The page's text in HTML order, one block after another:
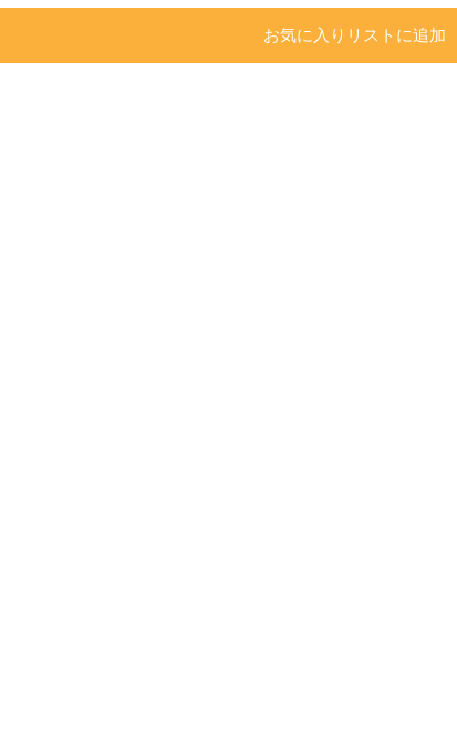
お気に入りリストに追加